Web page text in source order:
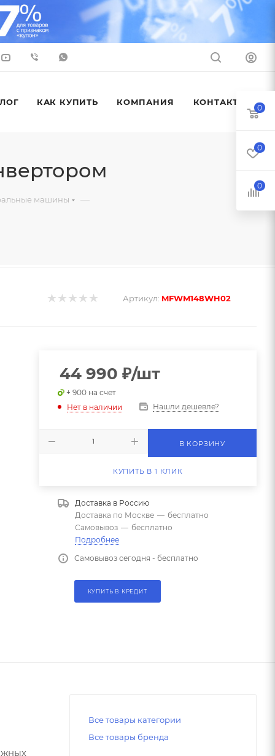
КАК КУПИТЬ КОМПАНИЯ КОНТАКТЫ
машины —
Артикул: MFWM148WH02
44 990 ₽/шт
+ 900 на счет
Нет в наличии
Нашли дешевле?
В КОРЗИНУ
КУПИТЬ В 1 КЛИК
Доставка в Россию
Доставка по Москве — бесплатно
Самовывоз — бесплатно
Подробнее
Самовывоз сегодня - бесплатно
КУПИТЬ В КРЕДИТ
Все товары категории
Все товары бренда
0
0
0